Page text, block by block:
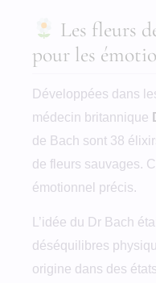
Les fleurs
pour les
Développées dans
médecin britannique
de Bach sont 38
de fleurs sauvages.
émotionnel précis.
L’idée du Dr Bach
déséquilibres
origine dans des